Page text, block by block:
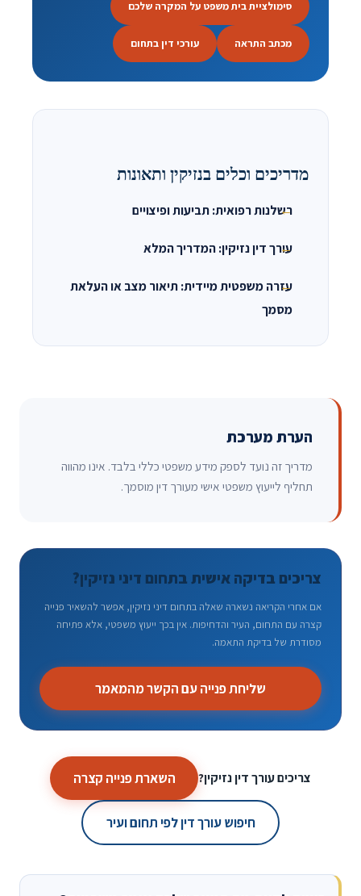
סימולציית בית משפט על המקרה שלכם
מכתב התראה עורכי דין בתחום
מדריכים וכלים בנזיקין ותאונות
רשלנות רפואית: תביעות ופיצויים
עורך דין נזיקין: המדריך המלא
עזרה משפטית מיידית: תיאור מצב או העלאת
מסמך
הערת מערכת
מדריך זה נועד לספק מידע משפטי כללי בלבד. אינו מהווה
תחליף לייעוץ משפטי אישי מעורך דין מוסמך.
צריכים בדיקה אישית בתחום דיני נזיקין?
אם אחרי הקריאה נשארה שאלה בתחום דיני נזיקין, אפשר להשאיר פנייה
קצרה עם התחום, העיר והדחיפות. אין בכך ייעוץ משפטי, אלא פתיחה
מסודרת של בדיקת התאמה.
שליחת פנייה עם הקשר מהמאמר
צריכים עורך דין נזיקין? השארת פנייה קצרה
חיפוש עורך דין לפי תחום ועיר